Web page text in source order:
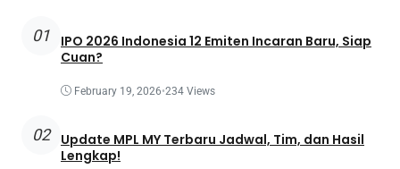
01
IPO 2026 Indonesia 12 Emiten Incaran Baru, Siap
Cuan?
February 19, 2026•234 Views
02
Update MPL MY Terbaru Jadwal, Tim, dan Hasil
Lengkap!